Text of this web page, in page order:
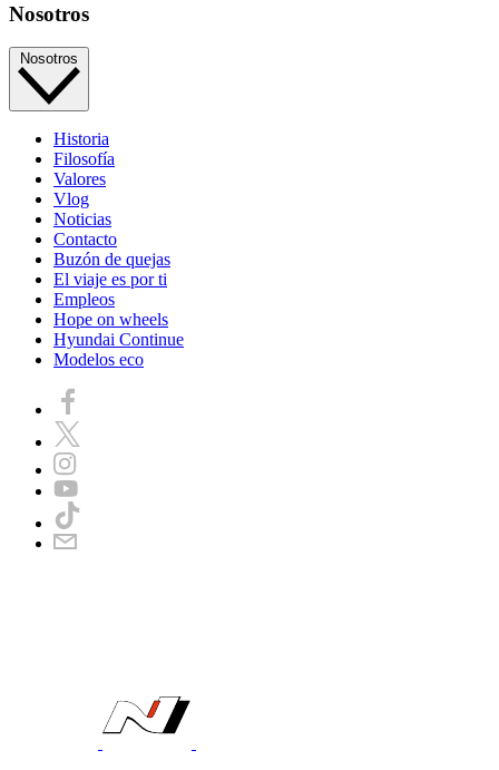
Nosotros
Nosotros
Historia
Filosofía
Valores
Vlog
Noticias
Contacto
Buzón de quejas
El viaje es por ti
Empleos
Hope on wheels
Hyundai Continue
Modelos eco